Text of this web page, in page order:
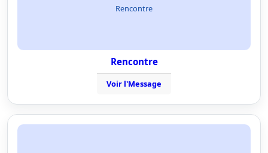
Rencontre
Rencontre
Voir l'Message